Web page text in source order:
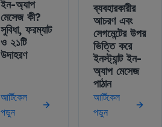
ইন-অ্যাপ
মেসেজ কী?
সুবিধা, ফরম্যাট
ও ২১টি
উদাহরণ
আর্টিকেল
পড়ুন
ব্যবহারকারীর
আচরণ এবং
সেগমেন্টের উপর
ভিত্তি করে
ইনস্ট্যান্ট ইন-
অ্যাপ মেসেজ
পাঠান
আর্টিকেল
পড়ুন